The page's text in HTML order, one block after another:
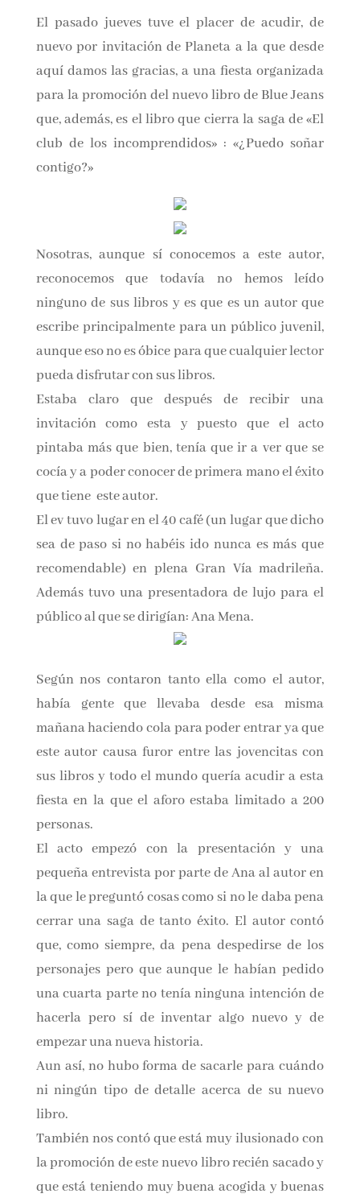
El pasado jueves tuve el placer de acudir, de
nuevo por invitación de Planeta a la que desde
aquí damos las gracias, a una fiesta organizada
para la promoción del nuevo libro de Blue
Jeans que, además, es el libro que cierra la saga
de «El club de los incomprendidos» : «¿Puedo
soñar contigo?»
Nosotras, aunque sí conocemos a este autor,
reconocemos que todavía no hemos leído
ninguno de sus libros y es que es un autor que
escribe principalmente para un público
juvenil, aunque eso no es óbice para que
cualquier lector pueda disfrutar con sus libros.
Estaba claro que después de recibir una
invitación como esta y puesto que el acto
pintaba más que bien, tenía que ir a ver que se
cocía y a poder conocer de primera mano el
éxito que tiene este autor.
El ev tuvo lugar en el 40 café (un lugar que
dicho sea de paso si no habéis ido nunca es más
que recomendable) en plena Gran Vía
madrileña. Además tuvo una presentadora de
lujo para el público al que se dirigían: Ana
Según nos contaron tanto ella como el autor,
había gente que llevaba desde esa misma
mañana haciendo cola para poder entrar ya
que este autor causa furor entre las jovencitas
con sus libros y todo el mundo quería acudir a
esta fiesta en la que el aforo estaba limitado a
200 personas.
El acto empezó con la presentación y una
pequeña entrevista por parte de Ana al autor
en la que le preguntó cosas como si no le daba
pena cerrar una saga de tanto éxito. El autor
contó que, como siempre, da pena despedirse
de los personajes pero que aunque le habían
pedido una cuarta parte no tenía ninguna
intención de hacerla pero sí de inventar algo
nuevo y de empezar una nueva historia.
Aun así, no hubo forma de sacarle para cuándo
ni ningún tipo de detalle acerca de su nuevo
libro.
También nos contó que está muy ilusionado
con la promoción de este nuevo libro recién
Nombre*
Email*
de privacidad